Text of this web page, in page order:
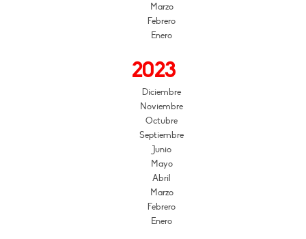
Marzo
Febrero
Enero
2023
Diciembre
Noviembre
Octubre
Septiembre
Junio
Mayo
Abril
Marzo
Febrero
Enero